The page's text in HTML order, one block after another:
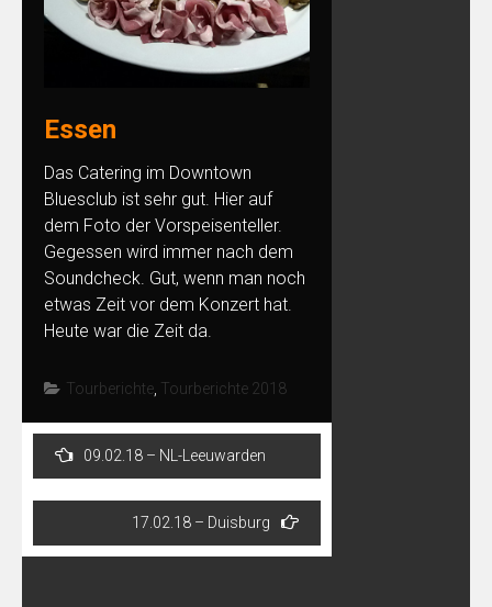
Essen
Das Catering im Downtown
Bluesclub ist sehr gut. Hier auf
dem Foto der Vorspeisenteller.
Gegessen wird immer nach dem
Soundcheck. Gut, wenn man noch
etwas Zeit vor dem Konzert hat.
Heute war die Zeit da.
Tourberichte Tourberichte 2018
Post
navigation
09.02.18 – NL-Leeuwarden
17.02.18 – Duisburg